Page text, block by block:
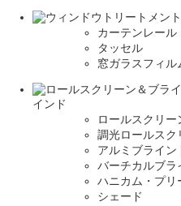
カーテンレール
タッセル
窓ガラスフィル
インド
ロールスクリー
調光ロールスク
アルミブライン
バーチカルブラ
ハニカム・プリ
シェード